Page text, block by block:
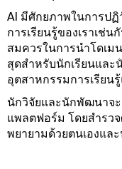
AI มีศักยภาพในการปฏิ
การเรียนรู้ของเราเช่น
สมควรในการนําโดเม
สุดสําหรับนักเรียนแล
อุตสาหกรรมการเรียน
นักวิจัยและนักพัฒนาจะ
แพลตฟอร์ม โดยสํารว
พยายามด้วยตนเองแล